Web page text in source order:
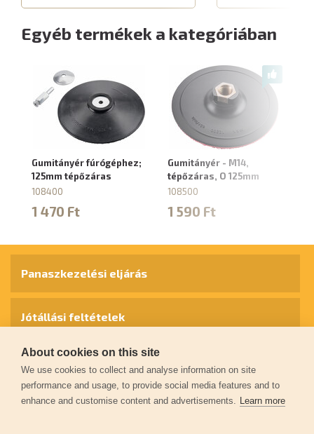
Egyéb termékek a kategóriában
Gumitányér fúrógéphez;
125mm tépőzáras
108400
1 470 Ft
Gumitányér - M14,
tépőzáras, O 125mm
108500
1 590 Ft
Panaszkezelési eljárás
Jótállási feltételek
Személyes adatok védelme
Kapcsolat
About cookies on this site
We use cookies to collect and analyse information on site
performance and usage, to provide social media features and to
enhance and customise content and advertisements. Learn more